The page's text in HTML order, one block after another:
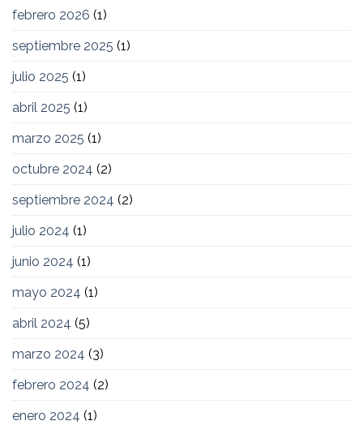
febrero 2026 (1)
septiembre 2025 (1)
julio 2025 (1)
abril 2025 (1)
marzo 2025 (1)
octubre 2024 (2)
septiembre 2024 (2)
julio 2024 (1)
junio 2024 (1)
mayo 2024 (1)
abril 2024 (5)
marzo 2024 (3)
febrero 2024 (2)
enero 2024 (1)